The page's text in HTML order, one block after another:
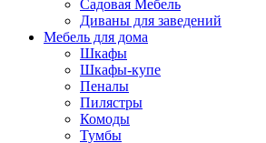
Садовая Мебель
Диваны для заведений
Мебель для дома
Шкафы
Шкафы-купе
Пеналы
Пилястры
Комоды
Тумбы